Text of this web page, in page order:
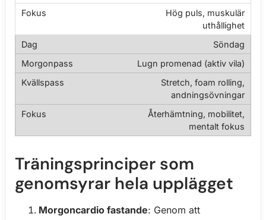
Hög puls, muskulär
uthållighet
Söndag
Lugn promenad (aktiv vila)
Stretch, foam rolling,
andningsövningar
Återhämtning, mobilitet,
mentalt fokus
Träningsprinciper som
genomsyrar hela upplägget
Morgoncardio fastande: Genom att